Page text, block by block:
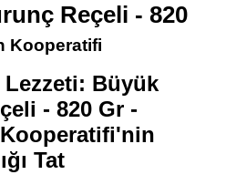
Reçeli - 820
Kooperatifi
Lezzeti: Büyük
- 820 Gr -
Kooperatifi'nin
Tat